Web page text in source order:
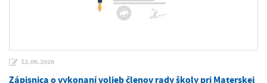
12.06.2026
Zápisnica o vykonaní volieb členov rady školy pri Materskej